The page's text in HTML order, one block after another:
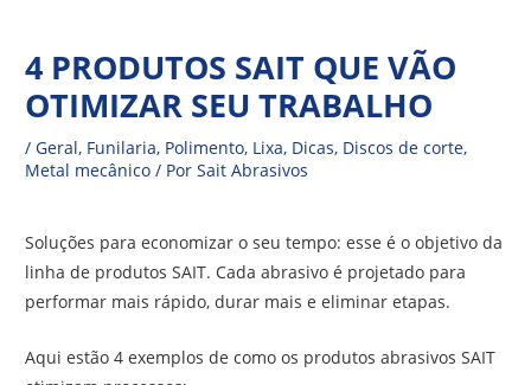
conteúdo
4 PRODUTOS SAIT QUE VÃO
OTIMIZAR SEU TRABALHO
/Geral, Funilaria, Polimento, Lixa, Dicas, Discos de corte,
Metal mecânico / PorSait Abrasivos
Soluções para economizar o seu tempo: esse é o objetivo da
linha de produtos SAIT. Cada abrasivo é projetado para
performar mais rápido, durar mais e eliminar etapas.
Aqui estão 4 exemplos de como os produtos abrasivos SAIT
de
Post